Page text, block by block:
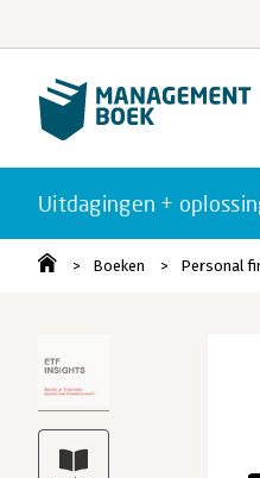
Uitdagingen +
Boeken Personal